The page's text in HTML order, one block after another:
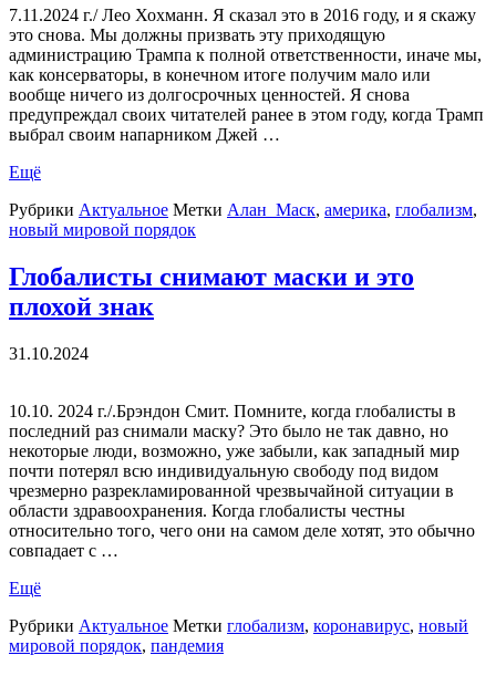
7.11.2024 г./ Лео Хохманн. Я сказал это в 2016 году, и я скажу
это снова. Мы должны призвать эту приходящую
администрацию Трампа к полной ответственности, иначе мы,
как консерваторы, в конечном итоге получим мало или
вообще ничего из долгосрочных ценностей. Я снова
предупреждал своих читателей ранее в этом году, когда Трамп
выбрал своим напарником Джей …
Ещё
Рубрики Актуальное Метки Алан_Маск, америка, глобализм,
новый мировой порядок
Глобалисты снимают маски и это
плохой знак
31.10.2024
10.10. 2024 г./.Брэндон Смит. Помните, когда глобалисты в
последний раз снимали маску? Это было не так давно, но
некоторые люди, возможно, уже забыли, как западный мир
почти потерял всю индивидуальную свободу под видом
чрезмерно разрекламированной чрезвычайной ситуации в
области здравоохранения. Когда глобалисты честны
относительно того, чего они на самом деле хотят, это обычно
совпадает с …
Ещё
Рубрики Актуальное Метки глобализм, коронавирус, новый
мировой порядок, пандемия